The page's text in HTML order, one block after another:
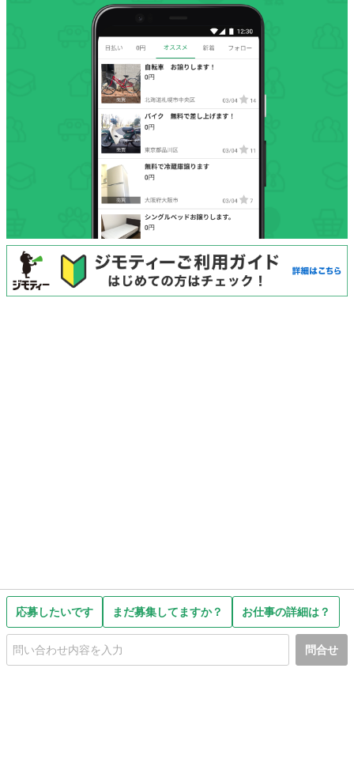
応募したいです まだ募集してますか？ お仕事の詳細は？
問合せ